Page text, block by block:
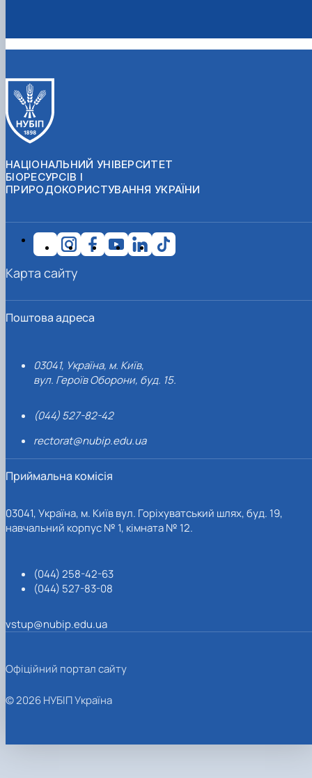
НАЦІОНАЛЬНИЙ УНІВЕРСИТЕТ
БІОРЕСУРСІВ І
ПРИРОДОКОРИСТУВАННЯ УКРАЇНИ
Поштова адреса
03041, Україна, м. Київ,
вул. Героїв Оборони, буд. 15.
(044) 527-82-42
rectorat@nubip.edu.ua
Приймальна комісія
03041, Україна, м. Київ вул. Горіхуватський шлях, буд. 19,
навчальний корпус № 1, кімната № 12.
(044) 258-42-63
(044) 527-83-08
vstup@nubip.edu.ua
Карта сайту
Офіційний портал сайту
© 2026 НУБІП Україна